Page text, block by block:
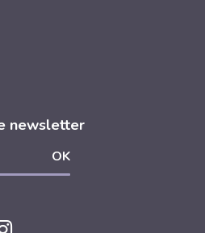
newsletter